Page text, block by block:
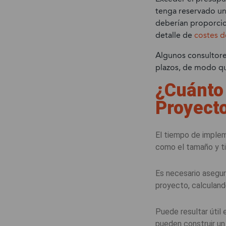
tenga reservado
deberían
detalle de costes
Algunos
plazos, de modo
El tiempo de
como el tamaño y
Es necesario
proyecto,
Puede resultar útil
pueden construir